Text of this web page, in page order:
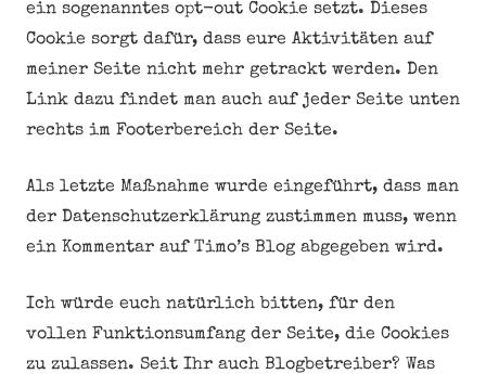
ein sogenanntes opt-out Cookie setzt. Dieses
Cookie sorgt dafür, dass eure Aktivitäten auf
meiner Seite nicht mehr getrackt werden. Den
Link dazu findet man auch auf jeder Seite unten
rechts im Footerbereich der Seite.
Als letzte Maßnahme wurde eingeführt, dass man
der Datenschutzerklärung zustimmen muss, wenn
ein Kommentar auf Timo’s Blog abgegeben wird.
Ich würde euch natürlich bitten, für den
vollen Funktionsumfang der Seite, die Cookies
zu zulassen. Seit Ihr auch Blogbetreiber? Was